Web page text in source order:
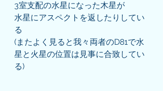
3室支配の水星になった木星が
水星にアスペクトを返したりしてい
る
(またよく見ると我々両者のD81で水
星と火星の位置は見事に合致してい
る)